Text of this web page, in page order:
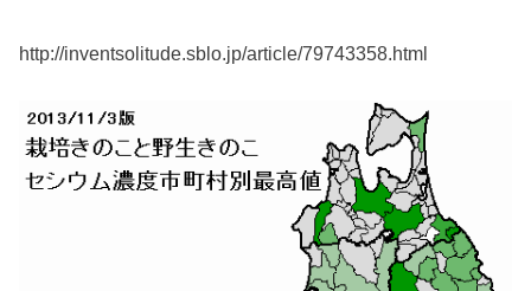
http://inventsolitude.sblo.jp/article/79743358.html